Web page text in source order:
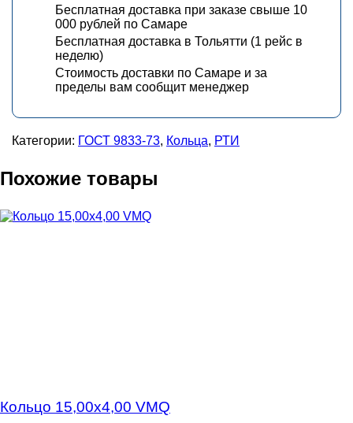
Бесплатная доставка при заказе свыше 10
000 рублей по Самаре
Бесплатная доставка в Тольятти (1 рейс в
неделю)
Стоимость доставки по Самаре и за
пределы вам сообщит менеджер
Категории: ГОСТ 9833-73, Кольца, РТИ
Похожие товары
Кольцо 15,00х4,00 VMQ